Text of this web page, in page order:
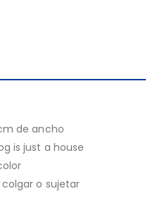
de ancho
is just a house
o sujetar